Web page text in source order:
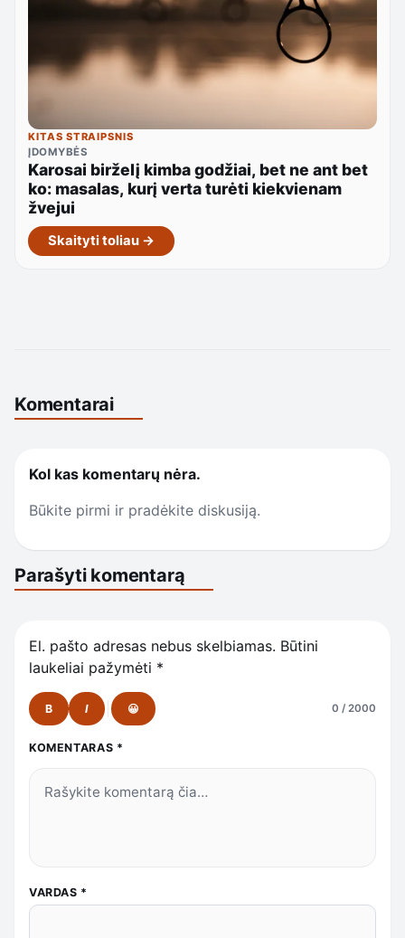
KITAS STRAIPSNIS
ĮDOMYBĖS
Karosai birželį kimba godžiai, bet ne ant bet
ko: masalas, kurį verta turėti kiekvienam
žvejui
Skaityti toliau →
Komentarai
Kol kas komentarų nėra.
Būkite pirmi ir pradėkite diskusiją.
Parašyti komentarą
El. pašto adresas nebus skelbiamas. Būtini
laukeliai pažymėti *
B I 😀 0 / 2000
KOMENTARAS *
VARDAS *